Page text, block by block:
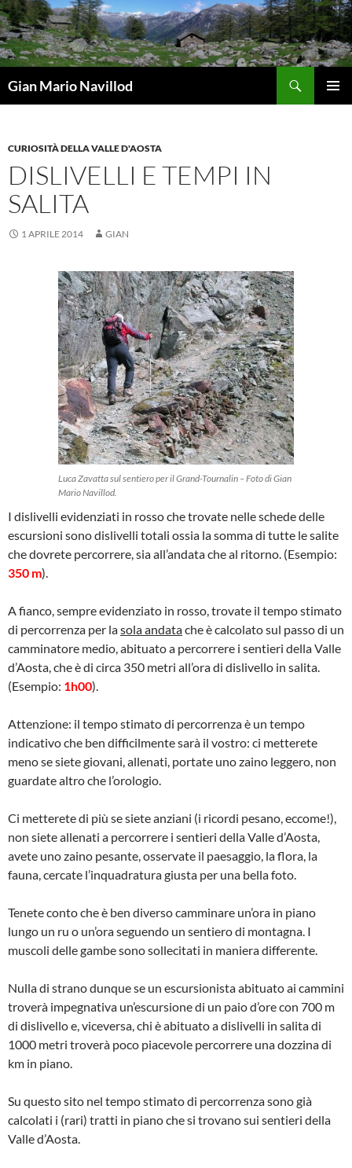
Vai
al
contenuto
Gian Mario Navillod
CURIOSITÀ DELLA VALLE D'AOSTA
DISLIVELLI E TEMPI IN
SALITA
1 APRILE 2014 GIAN
Luca Zavatta sul sentiero per il Grand-Tournalin – Foto di Gian
Mario Navillod.
I dislivelli evidenziati in rosso che trovate nelle schede delle
escursioni sono dislivelli totali ossia la somma di tutte le salite
che dovrete percorrere, sia all’andata che al ritorno. (Esempio:
350 m).
A fianco, sempre evidenziato in rosso, trovate il tempo stimato
di percorrenza per lasola andatache è calcolato sul passo di un
camminatore medio, abituato a percorrere i sentieri della Valle
d’Aosta, che è di circa 350 metri all’ora di dislivello in salita.
(Esempio: 1h00).
Attenzione: il tempo stimato di percorrenza è un tempo
indicativo che ben difficilmente sarà il vostro: ci metterete
meno se siete giovani, allenati, portate uno zaino leggero, non
guardate altro che l’orologio.
Ci metterete di più se siete anziani (i ricordi pesano, eccome!),
non siete allenati a percorrere i sentieri della Valle d’Aosta,
avete uno zaino pesante, osservate il paesaggio, la flora, la
fauna, cercate l’inquadratura giusta per una bella foto.
Tenete conto che è ben diverso camminare un’ora in piano
lungo un ru o un’ora seguendo un sentiero di montagna. I
muscoli delle gambe sono sollecitati in maniera differente.
Nulla di strano dunque se un escursionista abituato ai cammini
troverà impegnativa un’escursione di un paio d’ore con 700 m
di dislivello e, viceversa, chi è abituato a dislivelli in salita di
1000 metri troverà poco piacevole percorrere una dozzina di
km in piano.
Su questo sito nel tempo stimato di percorrenza sono già
calcolati i (rari) tratti in piano che si trovano sui sentieri della
Valle d’Aosta.